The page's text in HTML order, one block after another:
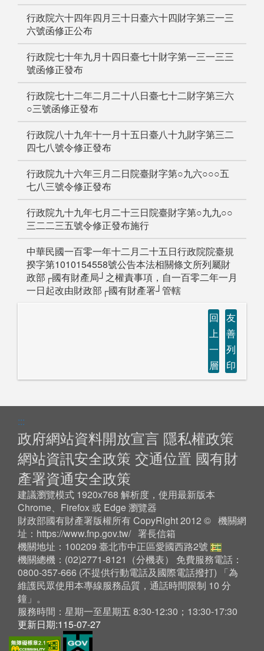
行政院六十四年四月三十日臺六十四財字第三一三
六號函修正公布
行政院七十年九月十四日臺七十財字第一三一三三
號函修正發布
行政院七十二年二月二十八日臺七十二財字第三六
○三號函修正發布
行政院八十九年十一月十五日臺八十九財字第三二
四七八號令修正發布
行政院九十六年三月二日院臺財字第○九六○○○五
七八三號令修正發布
行政院九十九年七月二十三日院臺財字第○九九○○
三二二三五號令修正發布施行
中華民國一百零一年十二月二十五日行政院院臺規
揆字第1010154558號公告本法相關條文所列屬財
政部┌國有財產局┘之權責事項，自一百零二年一月
一日起改由財政部┌國有財產署┘管轄
回
上
一
層
友
善
列
印
:::
政府網站資料開放宣言 隱私權政策
網站資訊安全政策 交通位置 國有財
產署資通安全政策
建議瀏覽模式 1920x768 解析度，使用最新版本
Chrome、Firefox 或 Edge 瀏覽器
財政部國有財產署版權所有 CopyRight 2012 © 機關網
址： https://www.fnp.gov.tw/ 署長信箱
機關地址：100209 臺北市中正區愛國西路2號
機關總機：(02)2771-8121（分機表） 免費服務電話：
0800-357-666 (不提供行動電話及國際電話撥打) 「為
維護民眾使用本專線服務品質，通話時間限制 10 分
鐘」。
服務時間：星期一至星期五 8:30-12:30；13:30-17:30
更新日期:115-07-27